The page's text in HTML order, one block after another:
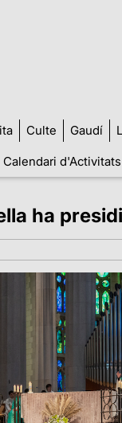
Culte Gaudí
Calendari d'Activitats
ha